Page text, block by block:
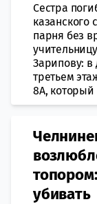
Сестра
казанского
парня без
Зарипову: в
третьем
8А, который
убивать